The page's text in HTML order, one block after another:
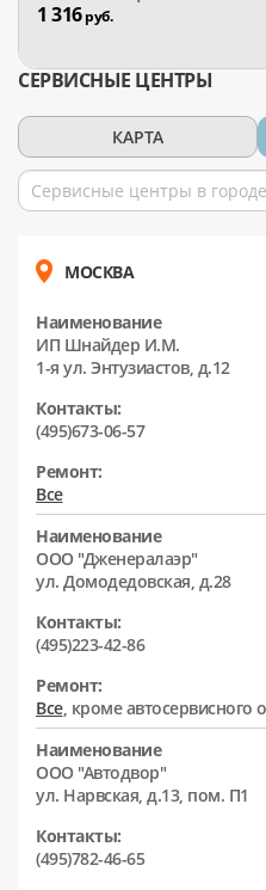
1 316руб.
СЕРВИСНЫЕ ЦЕНТРЫ
КАРТА
МОСКВА
Наименование
ИП Шнайдер И.М.
1-я ул. Энтузиастов, д.12
Контакты:
(495)673-06-57
Ремонт:
Все
Наименование
ООО "Дженералаэр"
ул. Домодедовская, д.28
Контакты:
(495)223-42-86
Ремонт:
Все, кроме автосервисного
Наименование
ООО "Автодвор"
ул. Нарвская, д.13, пом. П1
Контакты:
(495)782-46-65